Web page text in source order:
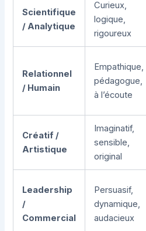
Scientifique
/ Analytique
Curieux,
logique,
rigoureux
Relationnel
/ Humain
Empathique,
pédagogue,
à l’écoute
Créatif /
Artistique
Imaginatif,
sensible,
original
Leadership
/
Commercial
Persuasif,
dynamique,
audacieux